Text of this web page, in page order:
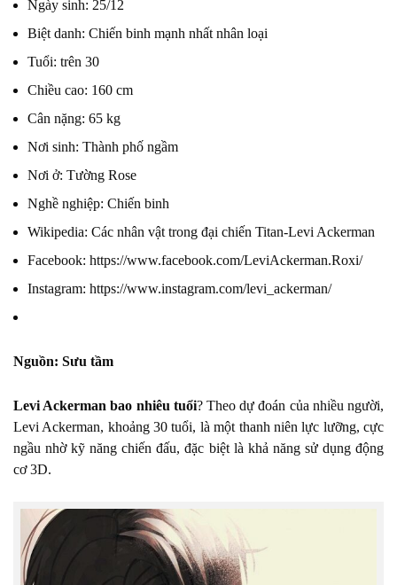
Ngày sinh: 25/12
Biệt danh: Chiến binh mạnh nhất nhân loại
Tuổi: trên 30
Chiều cao: 160 cm
Cân nặng: 65 kg
Nơi sinh: Thành phố ngầm
Nơi ở: Tường Rose
Nghề nghiệp: Chiến binh
Wikipedia: Các nhân vật trong đại chiến Titan-Levi Ackerman
Facebook: https://www.facebook.com/LeviAckerman.Roxi/
Instagram: https://www.instagram.com/levi_ackerman/
Nguồn: Sưu tầm
Levi Ackerman bao nhiêu tuổi? Theo dự đoán của nhiều người,
Levi Ackerman, khoảng 30 tuổi, là một thanh niên lực lưỡng, cực
ngầu nhờ kỹ năng chiến đấu, đặc biệt là khả năng sử dụng động
cơ 3D.